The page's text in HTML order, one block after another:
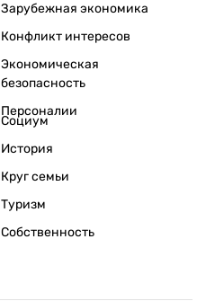
Зарубежная экономика
Конфликт интересов
Экономическая
безопасность
Персоналии
Социум
История
Круг семьи
Туризм
Собственность